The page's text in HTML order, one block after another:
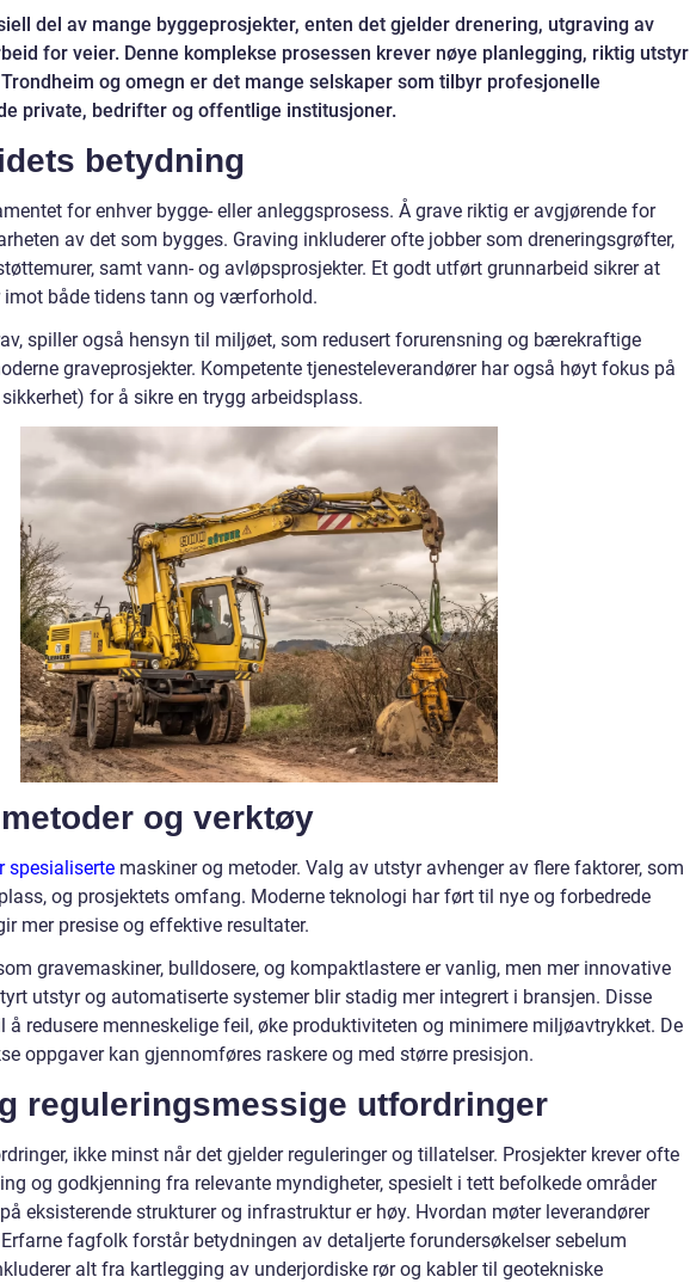
del av mange byggeprosjekter, enten det gjelder drenering, utgraving av
for veier. Denne komplekse prosessen krever nøye planlegging, riktig utstyr
og omegn er det mange selskaper som tilbyr profesjonelle
private, bedrifter og offentlige institusjoner.
betydning
for enhver bygge- eller anleggsprosess. Å grave riktig er avgjørende for
av det som bygges. Graving inkluderer ofte jobber som dreneringsgrøfter,
samt vann- og avløpsprosjekter. Et godt utført grunnarbeid sikrer at
imot både tidens tann og værforhold.
spiller også hensyn til miljøet, som redusert forurensning og bærekraftige
graveprosjekter. Kompetente tjenesteleverandører har også høyt fokus på
for å sikre en trygg arbeidsplass.
og verktøy
spesialiserte maskiner og metoder. Valg av utstyr avhenger av flere faktorer, som
og prosjektets omfang. Moderne teknologi har ført til nye og forbedrede
mer presise og effektive resultater.
gravemaskiner, bulldosere, og kompaktlastere er vanlig, men mer innovative
utstyr og automatiserte systemer blir stadig mer integrert i bransjen. Disse
å redusere menneskelige feil, øke produktiviteten og minimere miljøavtrykket. De
oppgaver kan gjennomføres raskere og med større presisjon.
reguleringsmessige utfordringer
ikke minst når det gjelder reguleringer og tillatelser. Prosjekter krever ofte
og godkjenning fra relevante myndigheter, spesielt i tett befolkede områder
eksisterende strukturer og infrastruktur er høy. Hvordan møter leverandører
fagfolk forstår betydningen av detaljerte forundersøkelser sebelum
alt fra kartlegging av underjordiske rør og kabler til geotekniske